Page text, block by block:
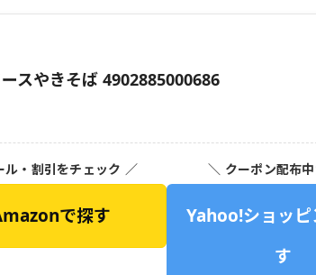
スやきそば 4902885000686
ル・割引をチェック ／
で探す
＼ クーポン配布
Yahoo!ショッピ
す